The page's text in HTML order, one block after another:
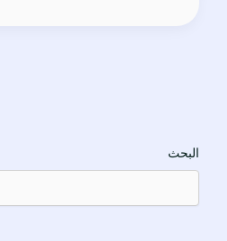
البحث